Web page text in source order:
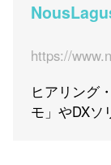
https://
ヒアリング
モ」やDXソ